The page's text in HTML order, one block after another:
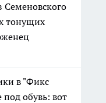
тонущих
в "Фикс
под обувь: вот